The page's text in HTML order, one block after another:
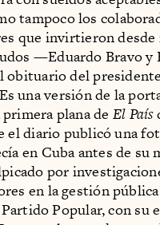
tampoco los
que invirtieron
—Eduardo Bravo y
obituario del
una versión de la
plana de El País
el diario publicó una
en Cuba antes de su
por
en la gestión
Popular, con su